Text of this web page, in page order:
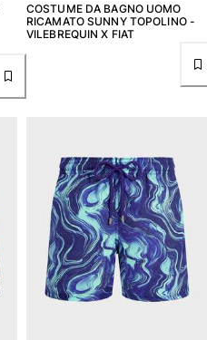
COSTUME DA BAGNO UOMO
RICAMATO SUNNY TOPOLINO -
VILEBREQUIN X FIAT